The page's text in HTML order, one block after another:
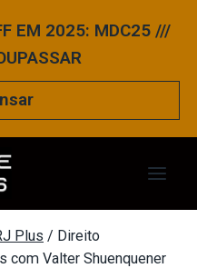
EM 2025: MDC25 ///
Plus / Direito
com Valter Shuenquener